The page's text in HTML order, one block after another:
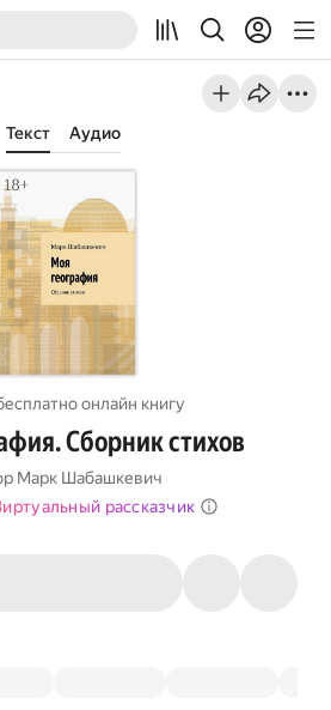
Текст Аудио
онлайн книгу
Сборник стихов
Марк Шабашкевич
рассказчик